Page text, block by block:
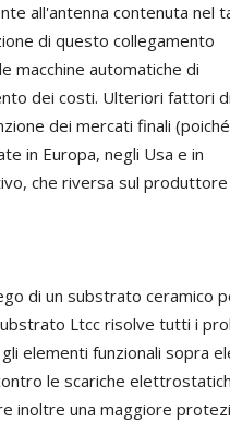
all'antenna contenuta nel
di questo collegamento
macchine automatiche di
dei costi. Ulteriori fattori
dei mercati finali
in Europa, negli Usa e in
che riversa sul
di un substrato ceramico
Ltcc risolve tutti i
elementi funzionali sopra
le scariche
inoltre una maggiore